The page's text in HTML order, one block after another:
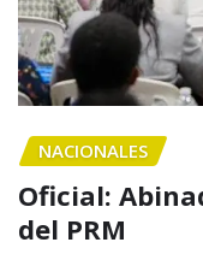
NACIONALES
Oficial:
del PRM